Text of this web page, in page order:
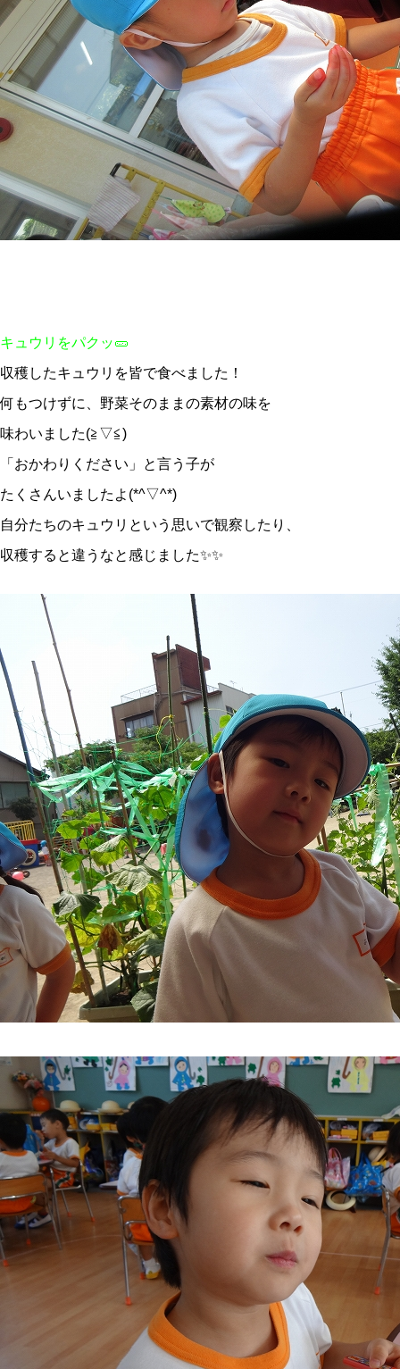
キュウリをパクッ🥒
収穫したキュウリを皆で食べました！
何もつけずに、野菜そのままの素材の味を
味わいました(≧▽≦)
「おかわりください」と言う子が
たくさんいましたよ(*^▽^*)
自分たちのキュウリという思いで観察したり、
収穫すると違うなと感じました✨✨